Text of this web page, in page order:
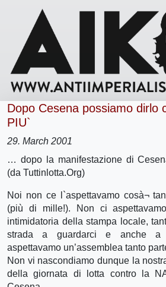
Dopo Cesena possiamo dirlo
PIU`
29. March 2001
… dopo la manifestazione di
(da Tuttinlotta.Org)
Noi non ce l`aspettavamo cosà¬
(più di mille!). Non ci
intimidatoria della stampa locale,
strada a guardarci e anche a
aspettavamo un’assemblea tanto
Non vi nascondiamo dunque la
della giornata di lotta contro la